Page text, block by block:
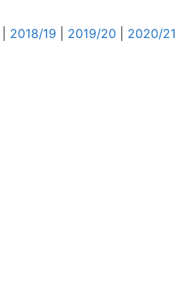
2018/19 2019/20
2020/21